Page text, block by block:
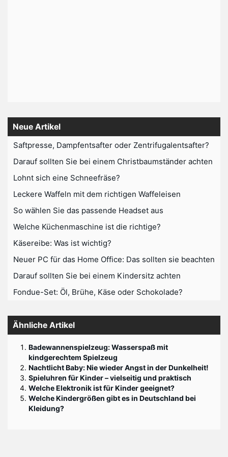
Neue Artikel
Saftpresse, Dampfentsafter oder Zentrifugalentsafter?
Darauf sollten Sie bei einem Christbaumständer achten
Lohnt sich eine Schneefräse?
Leckere Waffeln mit dem richtigen Waffeleisen
So wählen Sie das passende Headset aus
Welche Küchenmaschine ist die richtige?
Käsereibe: Was ist wichtig?
Neuer PC für das Home Office: Das sollten sie beachten
Darauf sollten Sie bei einem Kindersitz achten
Fondue-Set: Öl, Brühe, Käse oder Schokolade?
Ähnliche Artikel
Badewannenspielzeug: Wasserspaß mit
kindgerechtem Spielzeug
Nachtlicht Baby: Nie wieder Angst in der Dunkelheit!
Spieluhren für Kinder – vielseitig und praktisch
Welche Elektronik ist für Kinder geeignet?
Welche Kindergrößen gibt es in Deutschland bei
Kleidung?